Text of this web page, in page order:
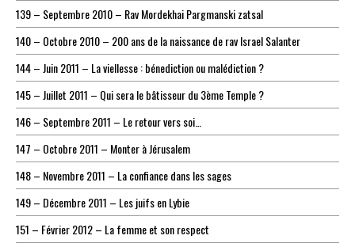
139 – Septembre 2010 – Rav Mordekhai Pargmanski zatsal
140 – Octobre 2010 – 200 ans de la naissance de rav Israel Salanter
144 – Juin 2011 – La viellesse : bénediction ou malédiction ?
145 – Juillet 2011 – Qui sera le bâtisseur du 3ème Temple ?
146 – Septembre 2011 – Le retour vers soi…
147 – Octobre 2011 – Monter à Jérusalem
148 – Novembre 2011 – La confiance dans les sages
149 – Décembre 2011 – Les juifs en Lybie
151 – Février 2012 – La femme et son respect